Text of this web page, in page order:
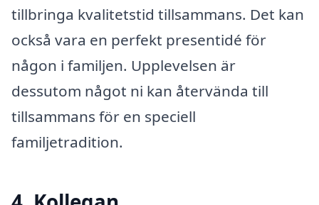
tillbringa kvalitetstid tillsammans. Det kan
också vara en perfekt presentidé för
någon i familjen. Upplevelsen är
dessutom något ni kan återvända till
tillsammans för en speciell
familjetradition.